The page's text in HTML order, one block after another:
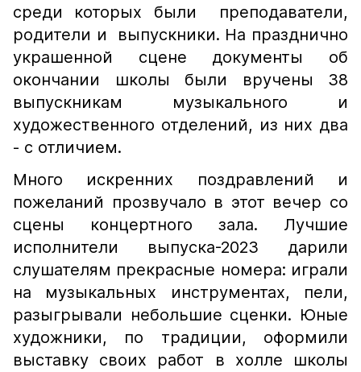
среди которых были преподаватели,
родители и выпускники. На празднично
украшенной сцене документы об
окончании школы были вручены 38
выпускникам музыкального и
художественного отделений, из них два
- с отличием.
Много искренних поздравлений и
пожеланий прозвучало в этот вечер со
сцены концертного зала. Лучшие
исполнители выпуска-2023 дарили
слушателям прекрасные номера: играли
на музыкальных инструментах, пели,
разыгрывали небольшие сценки. Юные
художники, по традиции, оформили
выставку своих работ в холле школы